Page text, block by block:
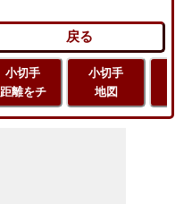
小切手
距離をチ
小切手
地図